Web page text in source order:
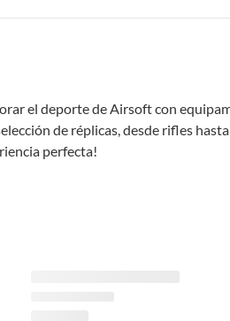
el deporte de Airsoft con
de réplicas, desde rifles
perfecta!